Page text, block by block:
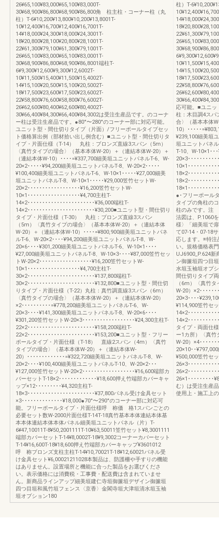
26¥65,100¥83,000¥65,100¥83,000T-
30¥68,900¥86,800¥68,900¥86,800角 柱主柱・コーナー柱（丸
柱）T-6¥10,200¥13,800¥10,200¥13,8001T-
10¥12,400¥16,700¥12,400¥16,7001T-
14¥18,000¥24,300¥18,000¥24,3001T-
18¥20,800¥28,100¥20,800¥28,1001T-
22¥61,300¥79,100¥61,300¥79,1001T-
26¥65,100¥83,000¥65,100¥83,0001T-
30¥68,900¥86,800¥68,900¥86,8001端柱T-
6¥9,300¥12,600¥9,300¥12,6002T-
10¥11,500¥15,400¥11,500¥15,4002T-
14¥15,100¥20,500¥15,100¥20,5002T-
18¥17,500¥23,600¥17,500¥23,6002T-
22¥58,800¥76,600¥58,800¥76,6002T-
26¥62,600¥80,400¥62,600¥80,4002T-
30¥66,400¥84,300¥66,400¥84,3002は受注生産品です。のコーナ
ー柱は受注生産品です。●80°〜280°のコーナー部に対応可能。
ユニット型・間仕切りタイプ（片面）/フリーポールタイプセッ
ト価格算出例（部材拾い出し例含む）■ユニット型・間仕切りタ
イプ・片面仕様（T-14） 丸柱：ブロンズ直線3スパン（5m）
〈真竹タイプの場合〉（基本本体W-20）＋（連結本体W-20）＋
（連結本体W-10）････=¥337,700細美垣ユニットパネルT-6、W-
20×2･････¥94,200細美垣ユニットパネルT-8、W-20×2･････
¥100,400細美垣ユニットパネルT-6、W-10×1･････¥27,000細美
垣ユニットパネルT-8、W-10×1･････¥29,000笠竹セットW-
20×2･･････････････････¥16,200笠竹セットW-
10×1･･････････････････¥4,700主柱T-
14×2･･･････････････････････¥36,000端柱T-
14×2･･･････････････････････¥30,200■ユニット型・間仕切り
タイプ・片面仕様（T-30） 丸柱：ブロンズ直線3スパン
（5m）〈真竹タイプの場合〉（基本本体W-20）＋（連結本体
W-20）＋（連結本体W-10）････=¥800,900細美垣ユニットパネ
ルT-6、W-20×2････¥94,200細美垣ユニットパネルT-8、W-
20×6････¥301,200細美垣ユニットパネルT-6、W-10×1････
¥27,000細美垣ユニットパネルT-8、W-10×3････¥87,000笠竹セッ
トW-20×2･･････････････････¥16,200笠竹セットW-
10×1･･････････････････¥4,700主柱T-
30×2･･･････････････････････¥137,800端柱T-
30×2･･･････････････････････¥132,800■ユニット型・間仕切
りタイプ・片面仕様（T-22）丸柱：真竹調直線3スパン（6m）
〈真竹タイプの場合〉（基本本体W-20）＋（連結本体W-20）
×2･･････････=¥778,200細美垣ユニットパネルT-6、W-
20×3････¥141,300細美垣ユニットパネルT-8、W-20×6････
¥301,200笠竹セットW-20×3･･････････････････¥24,300主柱T-
22×2･･･････････････････････¥158,200端柱T-
22×2･･･････････････････････¥153,200■ユニット型・フリー
ポールタイプ・片面仕様（T-18） 直線2スパン（4m）〈真竹
タイプの場合〉（基本本体W-20）＋（連結本体W-
20）･････････････=¥322,720細美垣ユニットパネルT-8、W-
20×2････¥100,400細美垣ユニットパネルT-10、W-20×2･･･
¥127,000笠竹セットW-20×2･･････････････････¥16,600端部カ
バーセットT-18×2･････････････¥18,600押え竹端部カバーキャ
ップ×12･････････¥4,320主柱T-
18×3･･･････････････････････¥37,800パネル受け金具セット
×3･･････････････¥18,000●70°〜290°のコーナー部に対応可
能。フリーポールタイプ・片面仕様呼 称価 格1スパンごとの
必要セット数W-2000片面仕様T-14T-18真竹基本本体連結本体基
本本体連結本体本体パネル細美垣ユニットパネル（片）T-
6¥47,10011T-8¥50,2001111T-10¥63,50011笠竹セット¥8,3001111
端部カバーセットT-14¥8,0002T-18¥9,3002コーナーカバーセット
T-14¥16,600T-18¥18,600押え竹端部カバーキャップ¥3601012
呼 称ブロンズ支柱主柱T-14¥10,70021T-18¥12,60021パネル受
け金具セット¥6,00021211028本製品は、防護柵や手すりの機能
はありません。設置場所と機能に合った製品をお選びくださ
い。表示価格には消費税・工事費・配送費は含まれていませ
ん。新商品ラインアップ細美垣建仁寺垣御簾垣デザイン御簾垣
四つ目垣和風竹垣フェンス〈京香〉金閣寺垣大津垣清水垣玉袖
垣オプション180
柱）T-
応可能。■ユニ
柱：木目調4スパ
合〉（基本本体
10）･････
¥239,100細美垣
垣ユニットパネ
T-10、W-10×1･･
20×3･････････
10×1･･････････
18×2･･････････
18×2･････････
18×1･････････
●･フリーポール
タイプの角柱の
柱のみです。注
法図は、P.1060
様〉「細美垣で
て07-14・07-18
応します。※特注
い。規格価格表
UJ6900_P.624新
ン御簾垣四つ目
水垣玉袖垣オプ
間仕切りタイプ
（6m）〈真竹
W-20）×2･･････
20×3････
¥114,900笠竹セ
14×2･･････････
14×2･････････
タイプ・両面仕
ー1カ所）〈真竹
W-20）×4･･････
20×10･･
¥500,000笠竹セ
26×3･･････････
26×2･････････
26×1･････････
む）は受注生産
使用上・施工上